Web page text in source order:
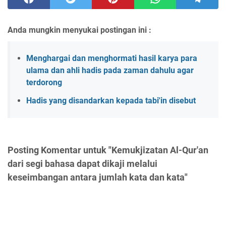
Anda mungkin menyukai postingan ini :
Menghargai dan menghormati hasil karya para
ulama dan ahli hadis pada zaman dahulu agar
terdorong
Hadis yang disandarkan kepada tabi'in disebut
Posting Komentar untuk "Kemukjizatan Al-Qur'an
dari segi bahasa dapat dikaji melalui
keseimbangan antara jumlah kata dan kata"